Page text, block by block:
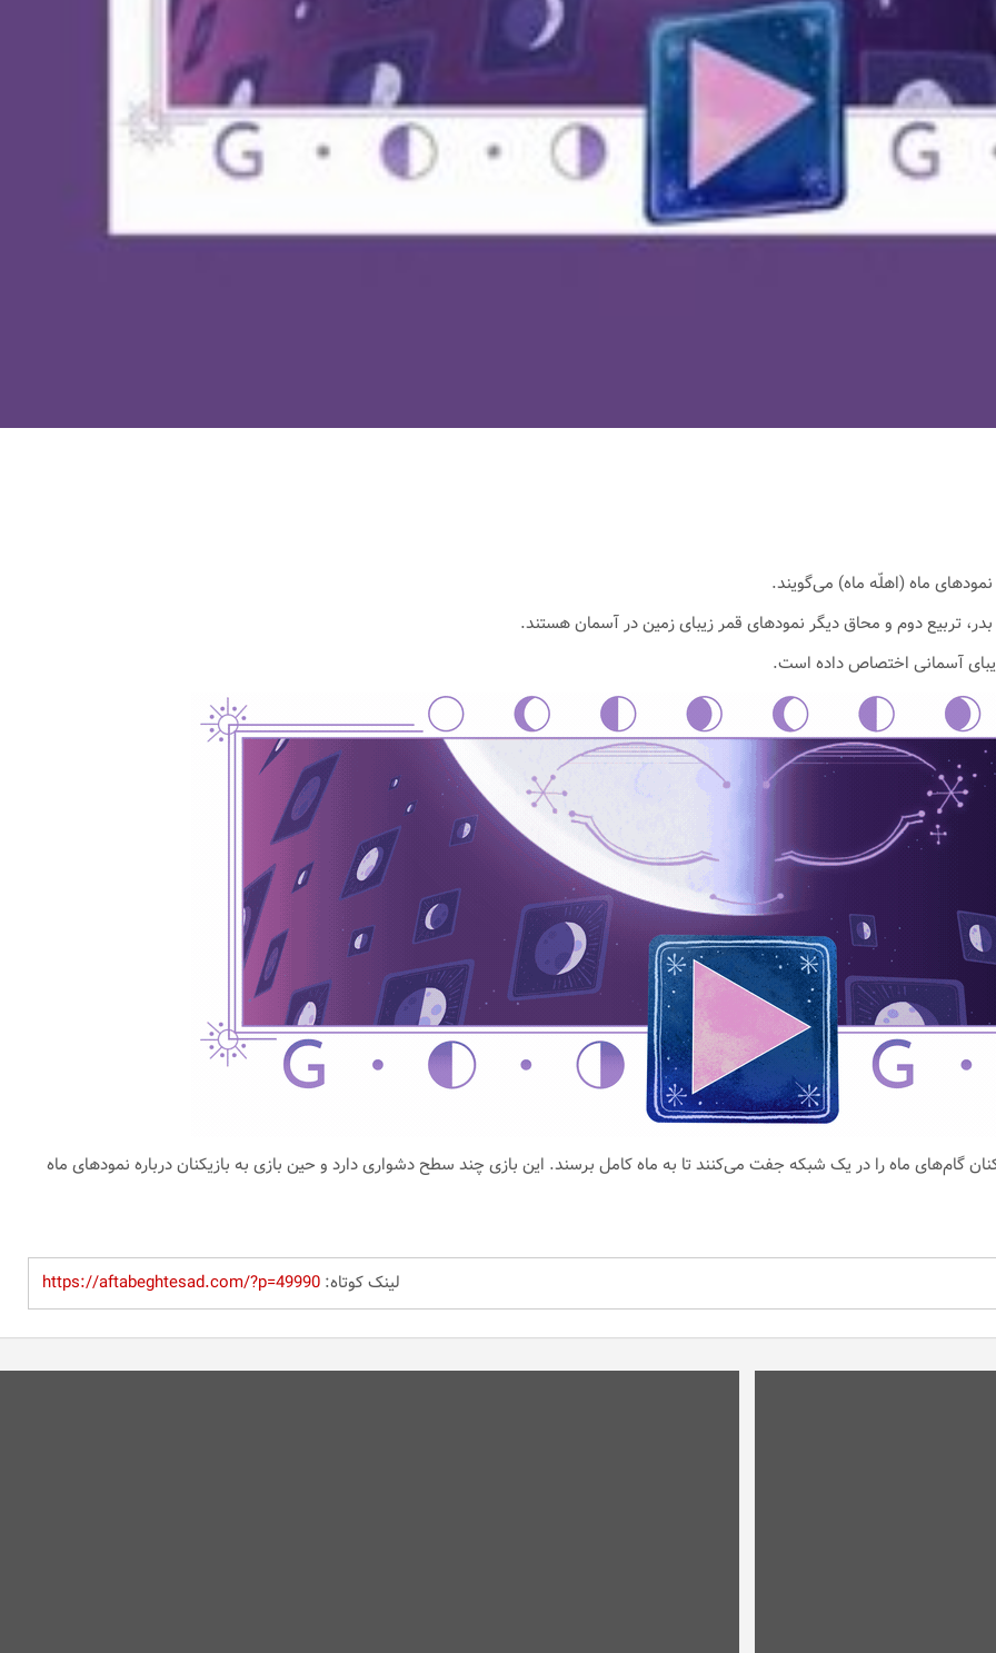
ماه (اهلّه ماه) می‌گویند.
تربیع دوم و محاق دیگر نمودهای قمر زیبای زمین در آسمان هستند.
آسمانی اختصاص داده است.
گام‌های ماه را در یک شبکه جفت می‌کنند تا به ماه کامل برسند. این بازی چند سطح دشواری دارد و حین بازی به بازیکنان درباره نمودهای ماه
لینک کوتاه: https://aftabeghtesad.com/?p=49990